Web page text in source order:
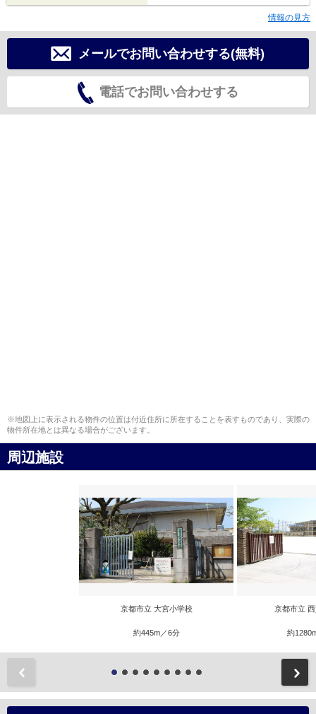
情報の見方
メールでお問い合わせする(無料)
電話でお問い合わせする
※地図上に表示される物件の位置は付近住所に所在することを表すものであり、実際の
物件所在地とは異なる場合がございます。
周辺施設
京都市立 大宮小学校
約445m／6分
京都市立
約